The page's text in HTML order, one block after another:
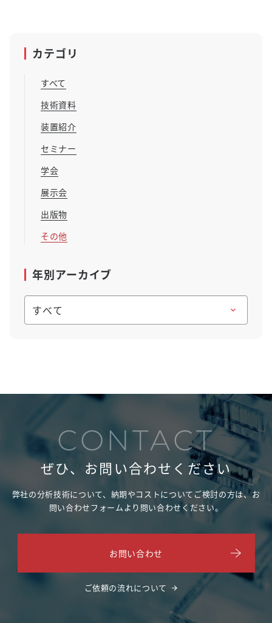
カテゴリ
すべて
技術資料
装置紹介
セミナー
学会
展示会
出版物
その他
年別アーカイブ
CONTACT
ぜひ、お問い合わせください
弊社の分析技術について、納期やコストについてご検討の方は、お
問い合わせフォームより問い合わせください。
お問い合わせ
ご依頼の流れについて